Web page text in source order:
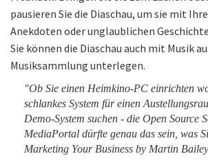
pausieren Sie die Diaschau, um sie mit
Anekdoten oder unglaublichen
Sie können die Diaschau auch mit Musik
Musiksammlung unterlegen.
"Ob Sie einen Heimkino-PC einrichten
schlankes System für einen
Demo-System suchen - die Open Source
MediaPortal dürfte genau das sein, was
Marketing Your Business by Martin Bailey